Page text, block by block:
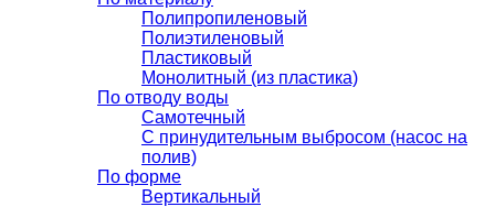
Полипропиленовый
Полиэтиленовый
Пластиковый
Монолитный (из пластика)
По отводу воды
Самотечный
С принудительным выбросом (насос на
полив)
По форме
Вертикальный